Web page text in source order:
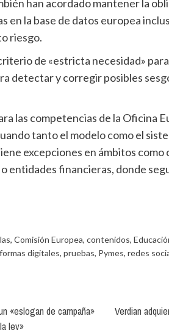
en la base de datos europea
riesgo.
detectar y corregir posibles
tanto el modelo como el
excepciones en ámbitos
entidades financieras, donde
, Comisión Europea, contenidos,
digitales, pruebas, Pymes, redes
«eslogan de campaña»
ley»
Verdian